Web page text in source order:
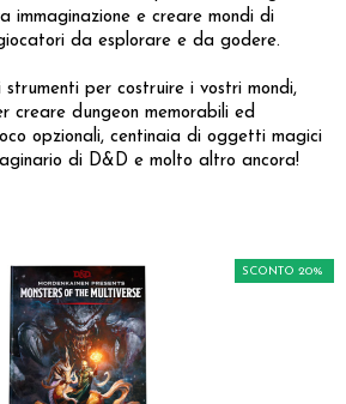
immaginazione e creare mondi di
da esplorare e da godere.
strumenti per costruire i vostri mondi,
creare dungeon memorabili ed
opzionali, centinaia di oggetti magici
di D&D e molto altro ancora!
SCONTO 20%